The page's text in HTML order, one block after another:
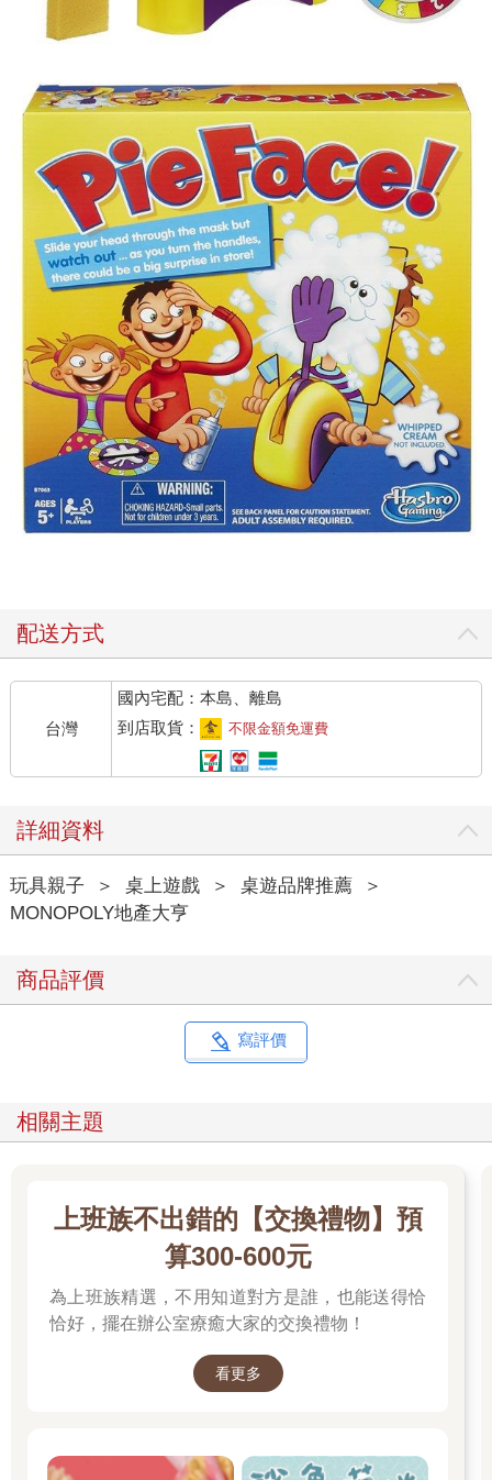
配送方式
台灣
國內宅配：本島、離島
到店取貨：
不限金額免運費
詳細資料
玩具親子 ＞ 桌上遊戲 ＞ 桌遊品牌推薦
＞
MONOPOLY地產大亨
商品評價
寫評價
相關主題
上班族不出錯的【交換禮物】預
算300-600元
為上班族精選，不用知道對方是誰，也能送得恰
恰好，擺在辦公室療癒大家的交換禮物！
看更多